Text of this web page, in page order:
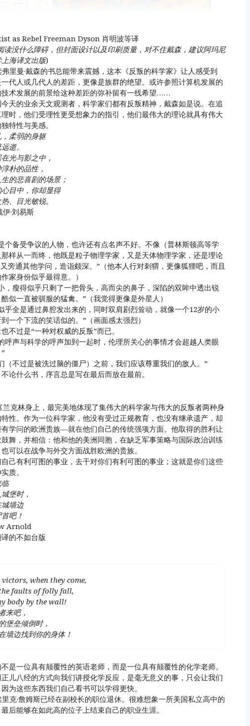
as Rebel Freeman Dyson 肖明波等译
读没什么障碍，但封面设计以及印刷质量，对不住戴森，建议阿玛尼
海译文出版)
里曼·戴森的书总能带来震撼，这本《反叛的科学家》让人感受到
代人或几代人的差距，更像是族群的绝望。或许参照计算机发展的
术发展的前景给这种差距的弥补留有一线希望……
天的业余天文观测者，科学家们都有反叛精神，戴森如是说。在追
时，他们受理性更受想象力的指引，他们最伟大的理论就具有伟大
特性与美感。
柔弱的身躯
逝。
光与影之中，
朴的品性，
的悲喜剧的场景；
目中，你却显得
、目光敏锐。
·刘易斯
个备受争议的人物，也许还有点名声不好。不像（普林斯顿高等学
样从一而终，他既是粒子物理学家，又是天体物理学家，还是理论
旁通其他学问，造诣颇深。”（他本人行对刺猬，更像狐狸吧，而且
家身份似乎最得意。）
，瘦得似乎只剩了一把骨头，高而尖的鼻子，深陷的双眸中透出锐
似一直被驯服的猛禽。”（我觉得更像是外星人）
乎全是通过鼻腔发出来的，同时双肩剧烈耸动，就像一个12岁的小
一个下流的笑话似的。”（画面感太强烈）
不过是“一种对权威的反叛”而已。
呼声与科学的呼声加到一起时，伦理所关心的事情才会超越人类眼
（不过是被洗过脑的僵尸）之前，我们应该尊重我们的敌人。”
论什么书，序言总是写在最后而放在最前。
兰克林身上，最完美地体现了集伟大的科学家与伟大的反叛者两种身
性。作为一位科学家，他没有受过正规教育，也没有继承遗产，却
学问的欧洲贵族—就在他们自己的传统强项方面。他取得的胜利让
舞，并相信：他和他的美洲同胞，在缺乏军事策略与国际政治训练
可以在战争与外交方面战胜欧洲的贵族。
己有利可图的事业，去干对你们有利可图的事业；这就是你们这些
质。
临
堡时，
墙边
吧！
Arnold
译的不如台版
when they come,
faults of folly fall,
body by the wall!
来吧，
堡垒倾倒时，
墙边找到你的身体！
是一位具有颠覆性的英语老师，而是一位具有颠覆性的化学老师。
儿八经的方式向我们讲授化学反应，是毫无意义的事，只会让我们
为这些东西我们自己看书可以学得更快。
克·詹姆斯已经在副校长的职位退休。很难想象一所美国私立高中的
后能够在如此高的位子上结束自己的职业生涯。